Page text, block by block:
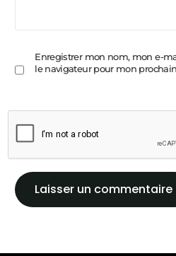
Enregistrer mon nom, mon e-
le navigateur pour mon